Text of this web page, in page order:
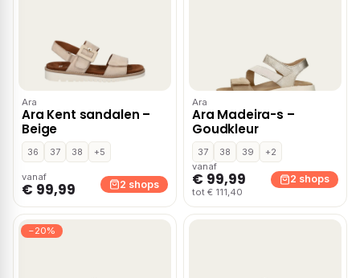
Ara
Ara Kent sandalen –
Beige
36 37 38 +5
vanaf
€ 99,99 2 shops
Ara
Ara Madeira-s –
Goudkleur
37 38 39
+2
vanaf
€ 99,99
tot € 111,40
2 shops
−20%